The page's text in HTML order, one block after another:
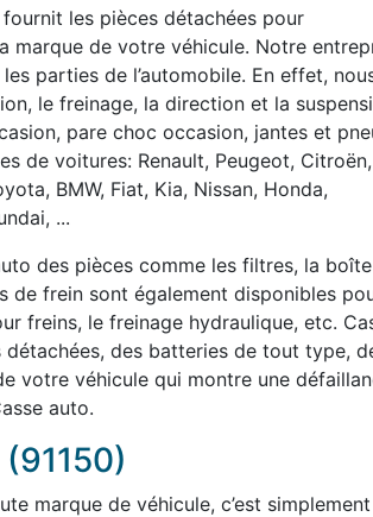
les pièces détachées pour
marque de votre véhicule. Notre
parties de l’automobile. En effet,
le freinage, la direction et la
pare choc occasion, jantes et
de voitures: Renault, Peugeot, Citroën,
BMW, Fiat, Kia, Nissan, Honda,
...
des pièces comme les filtres, la
de frein sont également disponibles
freins, le freinage hydraulique, etc.
des batteries de tout type,
votre véhicule qui montre une
auto.
marque de véhicule, c’est simplement